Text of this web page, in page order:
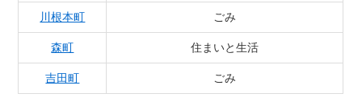
川根本町 ごみ
森町 住まいと生活
吉田町 ごみ